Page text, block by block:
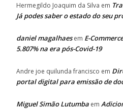
Hermegildo Joaquim da Silva em
Já podes saber o estado do seu
daniel magalhaesem E-
5.807% na era pós-Covid-19
Andre joe quilunda francisco em
portal digital para emissão de
Miguel Simão Lutumba em